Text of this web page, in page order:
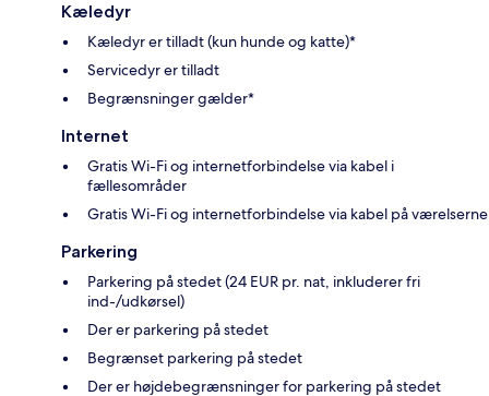
Kæledyr
Kæledyr er tilladt (kun hunde og katte)*
Servicedyr er tilladt
Begrænsninger gælder*
Internet
Gratis Wi-Fi og internetforbindelse via kabel i
fællesområder
Gratis Wi-Fi og internetforbindelse via kabel på værelserne
Parkering
Parkering på stedet (24 EUR pr. nat, inkluderer fri
ind-/udkørsel)
Der er parkering på stedet
Begrænset parkering på stedet
Der er højdebegrænsninger for parkering på stedet